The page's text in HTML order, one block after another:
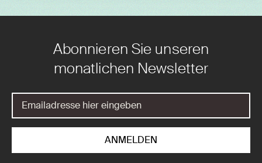
Abonnieren Sie unseren
monatlichen Newsletter